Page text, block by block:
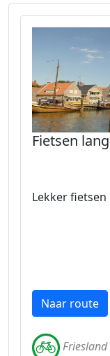
Fietsen
Lekker fietsen
Naar route